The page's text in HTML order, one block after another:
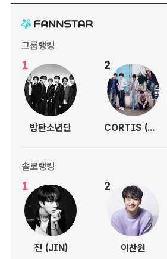
그룹랭킹
1
방탄소년단
2
CORTIS (코르티스)
솔로랭킹
1
진 (JIN)
2
이찬원